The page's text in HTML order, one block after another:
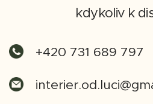
kdykoliv k
+420 731 689 797